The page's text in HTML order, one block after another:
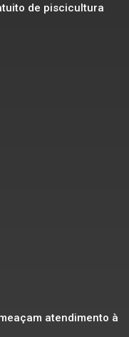
de piscicultura
atendimento à